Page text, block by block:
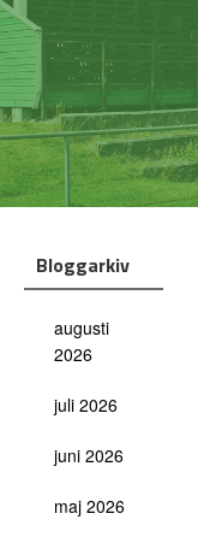
Bloggarkiv
augusti
2026
juli 2026
juni 2026
maj 2026